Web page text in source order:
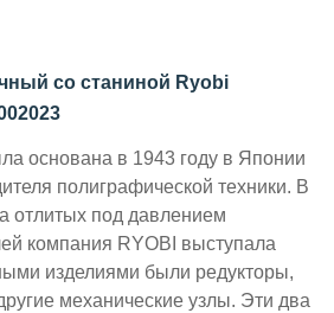
со станиной Ryobi
основана в 1943 году в Японии
полиграфической техники. В
отлитых под давлением
компания RYOBI выступала
изделиями были редукторы,
механические узлы. Эти два